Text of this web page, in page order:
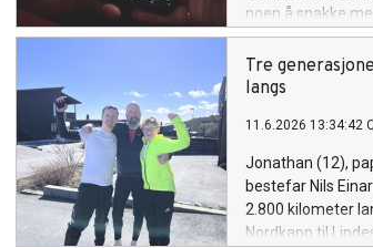
noen å snakke
holder
Tre
langs
11.6.2026 13:34:42
Jonathan (12),
bestefar Nils
2.800 kilometer
Nordkapp til